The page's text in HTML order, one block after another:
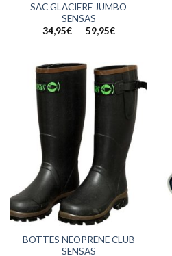
SAC GLACIERE JUMBO
SENSAS
34,95€ – 59,95€Plage
à
59,95€
BOTTES NEOPRENE CLUB
SENSAS